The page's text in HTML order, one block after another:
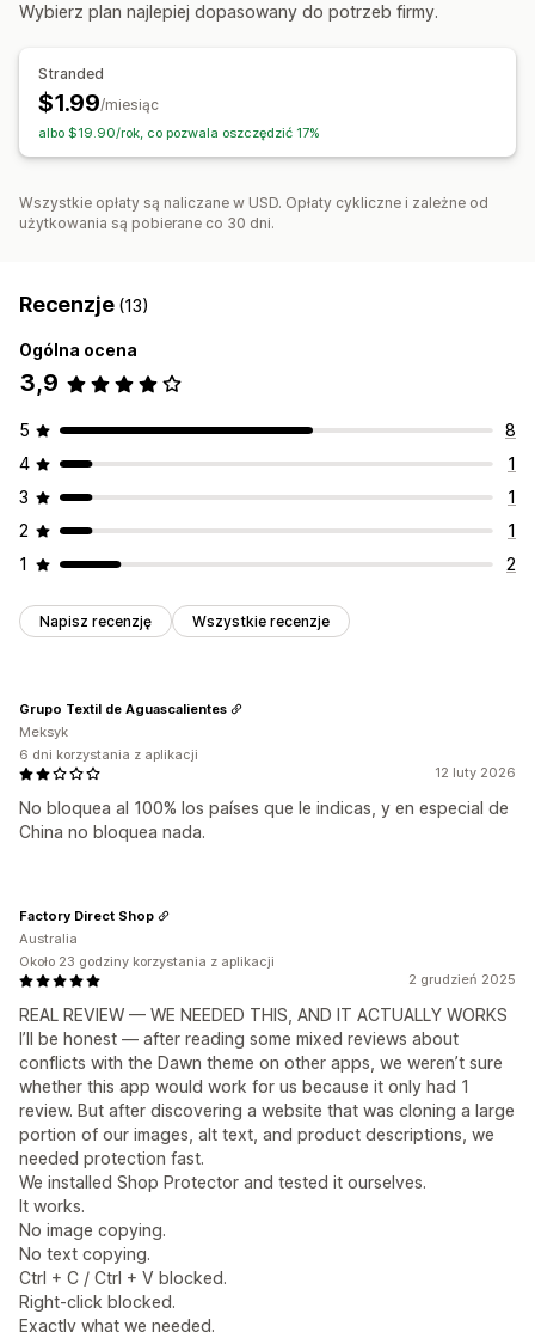
Pobieranie obrazów
Przeciągnij i upuść
Inspekcja elementów
Narzędzia dla programistów Skróty klawiszowe
Wybierz plan najlepiej dopasowany do potrzeb firmy.
Stranded
$1.99/miesiąc
albo $19.90/rok, co pozwala oszczędzić 17%
Wszystkie opłaty są naliczane w USD. Opłaty cykliczne i zależne od
użytkowania są pobierane co 30 dni.
Recenzje (13)
Ogólna ocena
3,9
5
8
4
1
3
1
2
1
1
2
Napisz recenzję Wszystkie recenzje
12 luty 2026
No bloquea al 100% los países que le indicas, y en especial de
China no bloquea nada.
Grupo Textil de Aguascalientes
Meksyk
6 dni korzystania z aplikacji
2 grudzień 2025
REAL REVIEW — WE NEEDED THIS, AND IT ACTUALLY WORKS
I’ll be honest — after reading some mixed reviews about
conflicts with the Dawn theme on other apps, we weren’t sure
whether this app would work for us because it only had 1
review. But after discovering a website that was cloning a large
portion of our images, alt text, and product descriptions, we
needed protection fast.
We installed Shop Protector and tested it ourselves.
It works.
No image copying.
No text copying.
Ctrl + C / Ctrl + V blocked.
Right-click blocked.
Exactly what we needed.
Factory Direct Shop
Australia
Około 23 godziny korzystania z aplikacji